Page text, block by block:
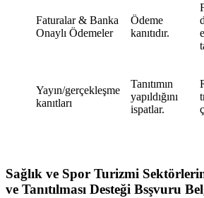
Faturalar & Banka
Onaylı Ödemeler
Ödeme
kanıtıdır.
Yayın/gerçekleşme
kanıtları
Tanıtımın
yapıldığını
ispatlar.
Sağlık ve Spor Turizmi
ve Tanıtılması Desteği Bsşvuru